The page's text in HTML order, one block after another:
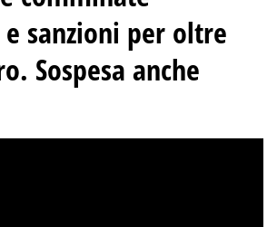
sanzioni per oltre
Sospesa anche